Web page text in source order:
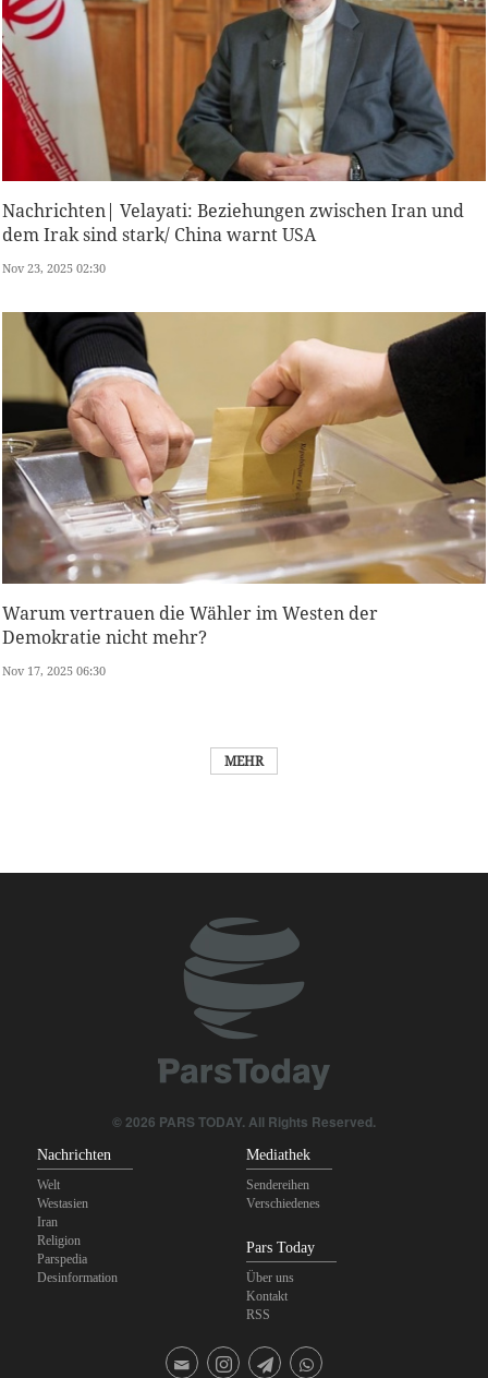
Nachrichten| Velayati: Beziehungen zwischen Iran und
dem Irak sind stark/ China warnt USA
Nov 23, 2025 02:30
Warum vertrauen die Wähler im Westen der
Demokratie nicht mehr?
Nov 17, 2025 06:30
MEHR
© 2026 PARS TODAY. All Rights Reserved.
Nachrichten
Welt
Westasien
Iran
Religion
Parspedia
Desinformation
Mediathek
Sendereihen
Verschiedenes
Pars Today
Über uns
Kontakt
RSS